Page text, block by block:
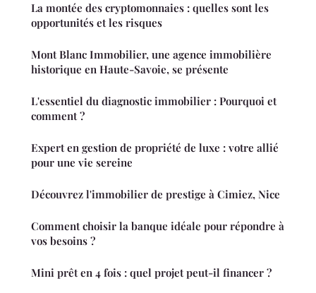
La montée des cryptomonnaies : quelles sont les
opportunités et les risques
Mont Blanc Immobilier, une agence immobilière
historique en Haute-Savoie, se présente
L'essentiel du diagnostic immobilier : Pourquoi et
comment ?
Expert en gestion de propriété de luxe : votre allié
pour une vie sereine
Découvrez l'immobilier de prestige à Cimiez, Nice
Comment choisir la banque idéale pour répondre à
vos besoins ?
Mini prêt en 4 fois : quel projet peut-il financer ?